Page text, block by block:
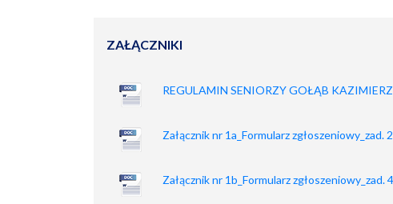
ZAŁĄCZNIKI
REGULAMIN SENIORZY GOŁĄB
Załącznik nr 1a_Formularz zgłoszeniowy_zad.
Załącznik nr 1b_Formularz